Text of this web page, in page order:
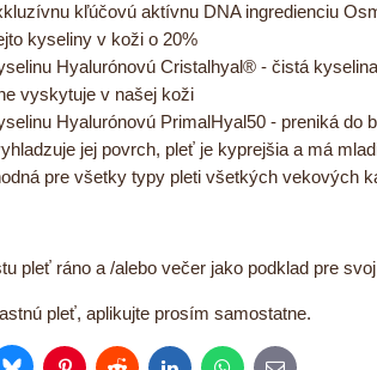
kľúčovú aktívnu DNA ingredienciu
kyseliny v koži o 20%
Hyalurónovú Cristalhyal® - čistá
vyskytuje v našej koži
Hyalurónovú PrimalHyal50 - preniká
jej povrch, pleť je kyprejšia a má
pre všetky typy pleti všetkých vekových
pleť ráno a /alebo večer jako podklad pre
pleť, aplikujte prosím samostatne.